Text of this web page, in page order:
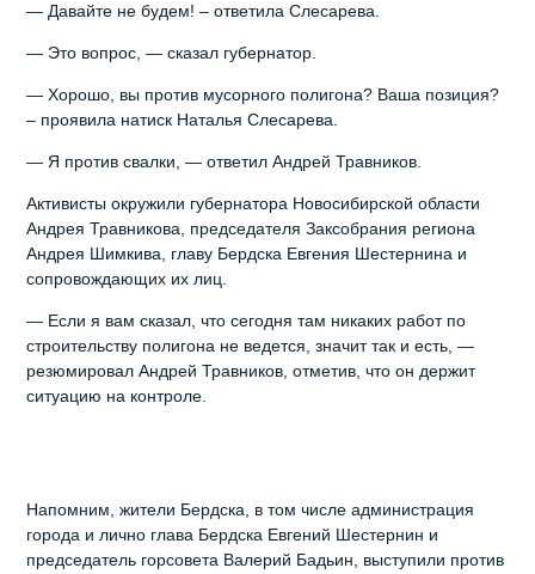
— Давайте не будем! – ответила Слесарева.
— Это вопрос, — сказал губернатор.
— Хорошо, вы против мусорного полигона? Ваша позиция?
– проявила натиск Наталья Слесарева.
— Я против свалки, — ответил Андрей Травников.
Активисты окружили губернатора Новосибирской области
Андрея Травникова, председателя Заксобрания региона
Андрея Шимкива, главу Бердска Евгения Шестернина и
сопровождающих их лиц.
— Если я вам сказал, что сегодня там никаких работ по
строительству полигона не ведется, значит так и есть, —
резюмировал Андрей Травников, отметив, что он держит
ситуацию на контроле.
Напомним, жители Бердска, в том числе администрация
города и лично глава Бердска Евгений Шестернин и
председатель горсовета Валерий Бадьин, выступили против